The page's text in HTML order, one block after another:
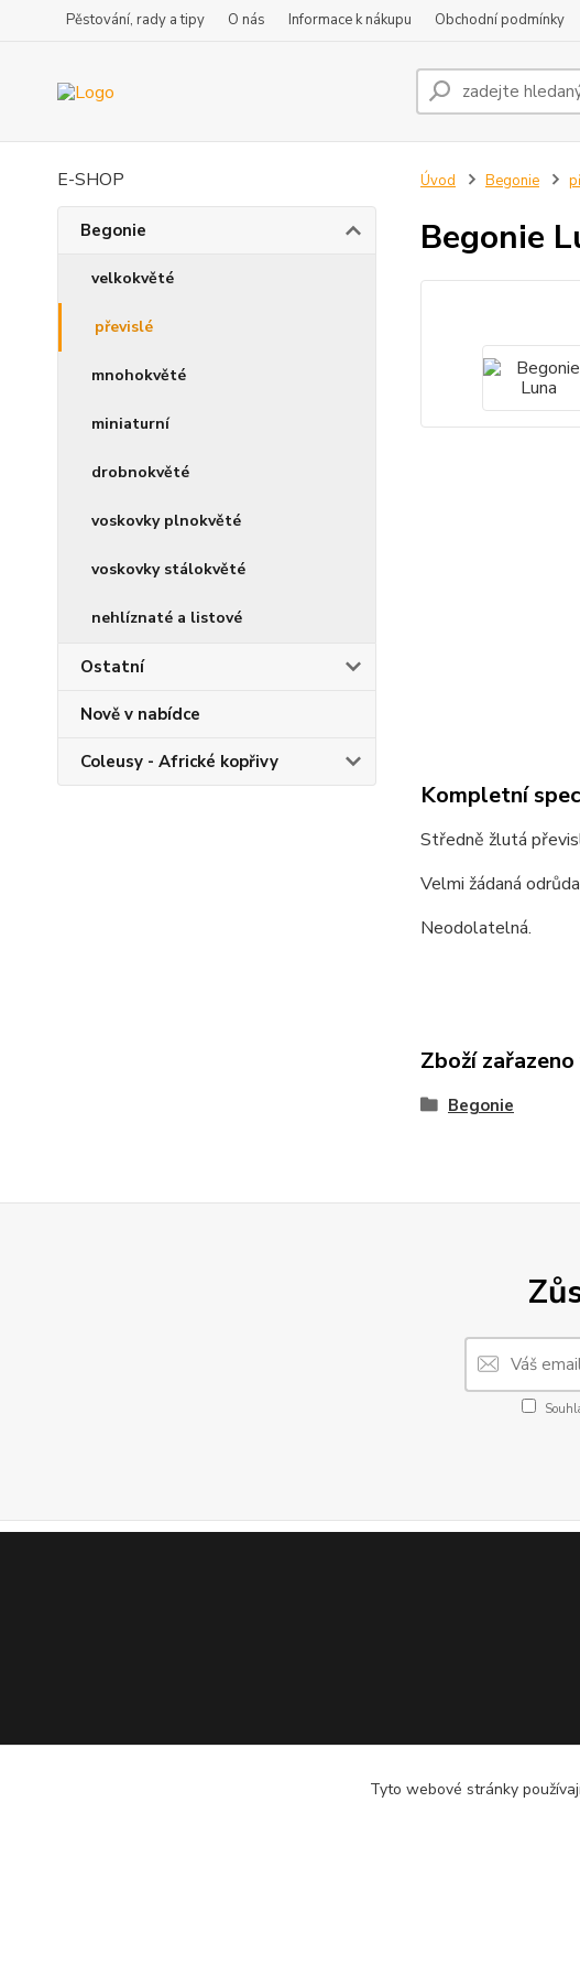
Pěstování, rady a tipy O nás Informace k nákupu Obchodní podmínky
E-SHOP
Begonie
velkokvěté
převislé
mnohokvěté
miniaturní
drobnokvěté
voskovky plnokvěté
voskovky stálokvěté
nehlíznaté a listové
Ostatní
Nově v nabídce
Coleusy - Africké kopřivy
Úvod Begonie
Begonie
Kompletní
Středně žlutá
Velmi žádaná
Neodolatelná.
Zboží
Begonie
Tyto webové stránky